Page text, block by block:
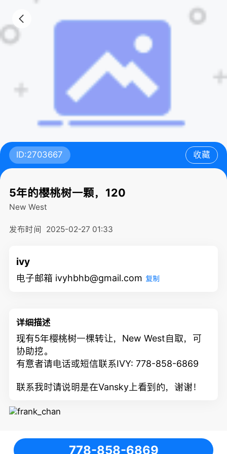
ID:2703667 收藏
5年的樱桃树一颗，120
New West
发布时间 2025-02-27 01:33
ivy
电子邮箱 ivyhbhb@gmail.com 复制
详细描述
现有5年樱桃树一棵转让，New West自取，可
协助挖。
有意者请电话或短信联系IVY: 778-858-6869
联系我时请说明是在Vansky上看到的，谢谢！
778-858-6869